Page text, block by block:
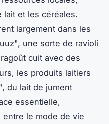
lait et les céréales.
largement dans les
une sorte de ravioli
cuit avec des
les produits laitiers
du lait de jument
essentielle,
le mode de vie